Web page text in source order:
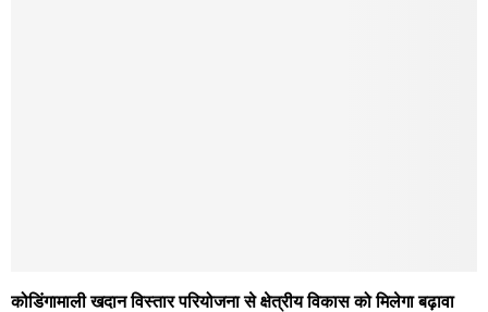
कोडिंगामाली खदान विस्तार परियोजना से क्षेत्रीय विकास को मिलेगा बढ़ावा